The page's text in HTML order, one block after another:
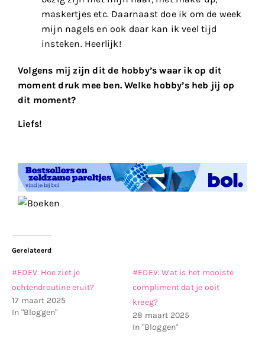
maskertjes etc. Daarnaast doe ik om de week
mijn nagels en ook daar kan ik veel tijd
insteken. Heerlijk!
Volgens mij zijn dit de hobby’s waar ik op dit
moment druk mee ben. Welke hobby’s heb jij op
dit moment?
Liefs!
Gerelateerd
#EDEV: Hoe ziet je
ochtendroutine eruit?
17 maart 2025
In "Bloggen"
#EDEV: Wat is het mooiste
compliment dat je ooit
kreeg?
28 maart 2025
In "Bloggen"